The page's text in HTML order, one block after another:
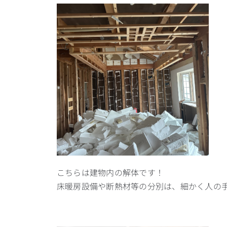
こちらは建物内の解体です！
床暖房設備や断熱材等の分別は、細かく人の